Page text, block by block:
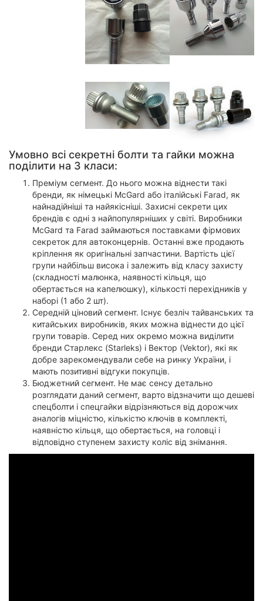
Умовно всі секретні болти та гайки можна
поділити на 3 класи:
Преміум сегмент. До нього можна віднести такі
бренди, як німецькі McGard або італійські Farad, як
найнадійніші та найякісніші. Захисні секрети цих
брендів є одні з найпопулярніших у світі. Виробники
McGard та Farad займаються поставками фірмових
секреток для автоконцернів. Останні вже продають
кріплення як оригінальні запчастини. Вартість цієї
групи найбільш висока і залежить від класу захисту
(складності малюнка, наявності кільця, що
обертається на капелюшку), кількості перехідників у
наборі (1 або 2 шт).
Середній ціновий сегмент. Існує безліч тайванських та
китайських виробників, яких можна віднести до цієї
групи товарів. Серед них окремо можна виділити
бренди Старлекс (Starleks) і Вектор (Vektor), які як
добре зарекомендували себе на ринку України, і
мають позитивні відгуки покупців.
Бюджетний сегмент. Не має сенсу детально
розглядати даний сегмент, варто відзначити що дешеві
спецболти і спецгайки відрізняються від дорожчих
аналогів міцністю, кількістю ключів в комплекті,
наявністю кільця, що обертається, на головці і
відповідно ступенем захисту коліс від знімання.